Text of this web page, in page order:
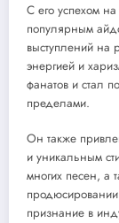
С его успехом
популярным
выступлений на
энергией и
фанатов и стал
пределами.
Он также
и уникальным
многих песен, а
признание в